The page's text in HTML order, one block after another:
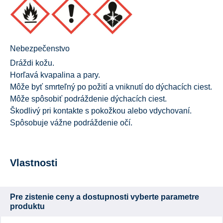
Nebezpečenstvo
Dráždi kožu.
Horľavá kvapalina a pary.
Môže byť smrteľný po požití a vniknutí do dýchacích ciest.
Môže spôsobiť podráždenie dýchacích ciest.
Škodlivý pri kontakte s pokožkou alebo vdychovaní.
Spôsobuje vážne podráždenie očí.
Vlastnosti
Pre zistenie ceny a dostupnosti vyberte parametre
produktu